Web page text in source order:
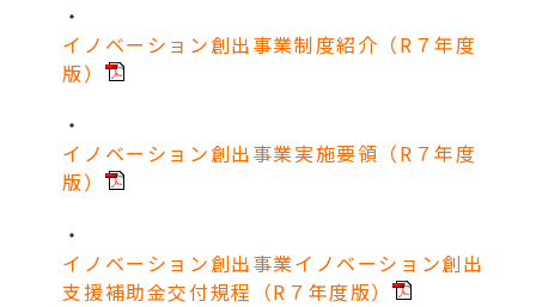
・
イノベーション創出事業制度紹介（R７年度
版）
・
イノベーション創出事業実施要領（R７年度
版）
・
イノベーション創出事業イノベーション創出
支援補助金交付規程（R７年度版）